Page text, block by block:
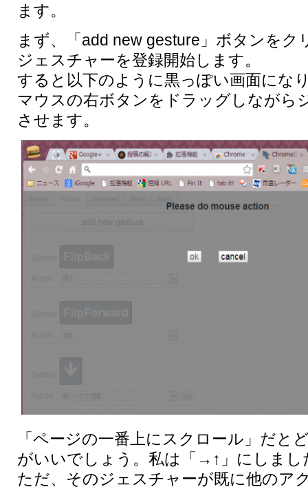
ます。
まず、「add new gesture」ボタンをク
ジェスチャーを登録開始します。
すると以下のように黒っぽい画面にな
マウスの右ボタンをドラッグしながら
させます。
「ページの一番上にスクロール」だと
がいいでしょう。私は「→↑」にしまし
ただ、そのジェスチャーが既に他のア